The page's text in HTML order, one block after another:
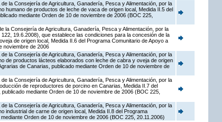
la Consejería de Agricultura, Ganadería, Pesca y Alimentación, por la
de productos de leche de vaca de origen local, Medida II.5 del
mediante Orden de 10 de noviembre de 2006 (BOC 225,
la Consejería de Agricultura, Ganadería, Pesca y Alimentación, por la
19.6.2008), que establece las condiciones para la concesión de la
de origen local, Medida II.6 del Programa Comunitario de Apoyo a
noviembre de 2006
la Consejería de Agricultura, Ganadería, Pesca y Alimentación, por la
de productos lácteos elaborados con leche de cabra y oveja de origen
de Canarias, publicado mediante Orden de 10 de noviembre de
la Consejería de Agricultura, Ganadería, Pesca y Alimentación, por la
de reproductores de porcino en Canarias, Medida II.7 del
mediante Orden de 10 de noviembre de 2006 (BOC 225,
la Consejería de Agricultura, Ganadería, Pesca y Alimentación, por la
industrial de carne de origen local, Medida II.8 del Programa
Orden de 10 de noviembre de 2006 (BOC 225, 20.11.2006)